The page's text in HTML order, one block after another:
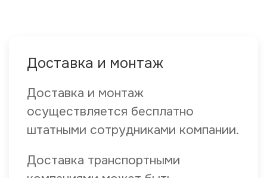
Доставка и монтаж
Доставка и монтаж
осуществляется бесплатно
штатными сотрудниками компании.
Доставка транспортными